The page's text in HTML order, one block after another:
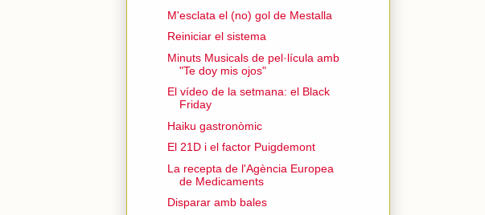
M'esclata el (no) gol de Mestalla
Reiniciar el sistema
Minuts Musicals de pel·lícula amb
"Te doy mis ojos"
El vídeo de la setmana: el Black
Friday
Haiku gastronòmic
El 21D i el factor Puigdemont
La recepta de l'Agència Europea
de Medicaments
Disparar amb bales